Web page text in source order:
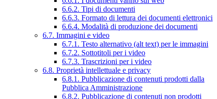
6.6.2. Tipi di documenti
6.6.3. Formato di lettura dei documenti elettronici
6.6.4. Modalità di produzione dei documenti
6.7. Immagini e video
6.7.1. Testo alternativo (alt text) per le immagini
6.7.2. Sottotitoli per i video
6.7.3. Trascrizioni per i video
6.8. Proprietà intellettuale e privacy
6.8.1. Pubblicazione di contenuti prodotti dalla
Pubblica Amministrazione
6.8.2. Pubblicazione di contenuti non prodotti